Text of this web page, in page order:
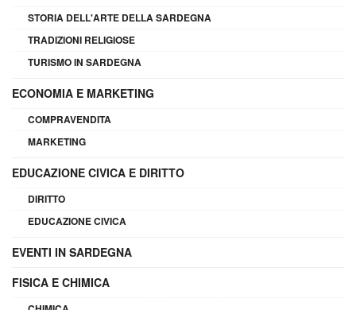
STORIA DELL'ARTE DELLA SARDEGNA
TRADIZIONI RELIGIOSE
TURISMO IN SARDEGNA
ECONOMIA E MARKETING
COMPRAVENDITA
MARKETING
EDUCAZIONE CIVICA E DIRITTO
DIRITTO
EDUCAZIONE CIVICA
EVENTI IN SARDEGNA
FISICA E CHIMICA